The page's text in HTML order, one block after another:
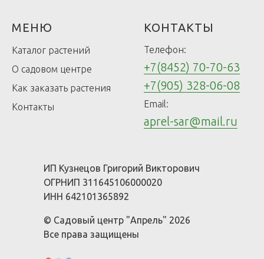
МЕНЮ
Каталог растений
О садовом центре
Как заказать растения
Контакты
КОНТАКТЫ
Телефон:
+7(8452) 70-70-63
+7(905) 328-06-08
Email:
aprel-sar@mail.ru
© Садовый центр "Апрель" 2026
Все права защищены
ИП Кузнецов Григорий Викторович
ОГРНИП 311645106000020
ИНН 642101365892